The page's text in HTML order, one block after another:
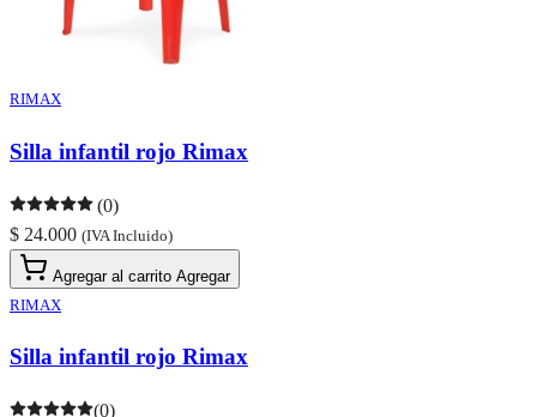
RIMAX
Silla infantil rojo Rimax
(0)
$ 24.000 (IVA Incluido)
Agregar al carrito Agregar
RIMAX
Silla infantil rojo Rimax
(0)